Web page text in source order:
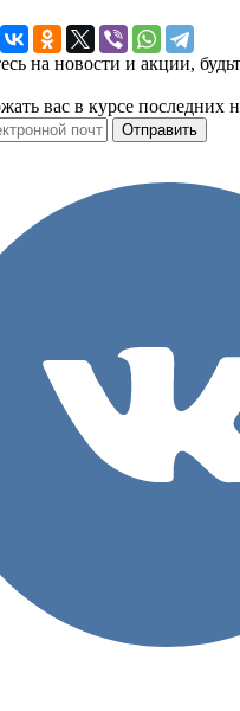
на новости и акции,
вас в курсе последних